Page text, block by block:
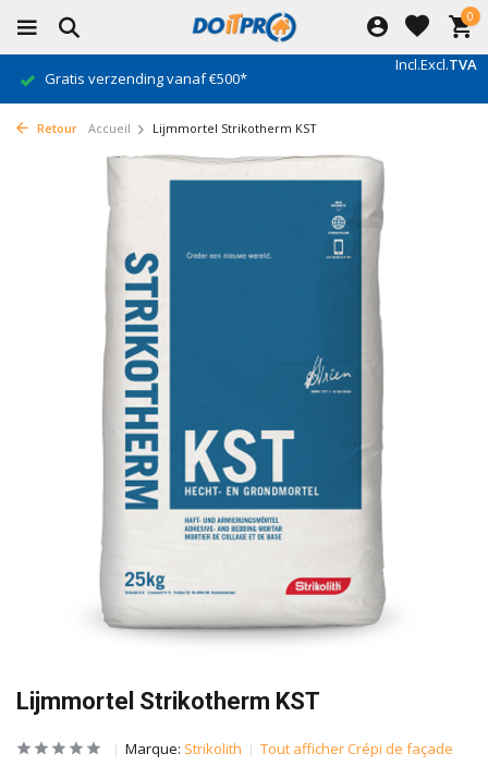
0
Incl.Excl.TVA
Gratis verzending vanaf €500*
Retour Accueil Lijmmortel Strikotherm KST
Lijmmortel Strikotherm KST
Marque: Strikolith Tout afficher Crépi de façade